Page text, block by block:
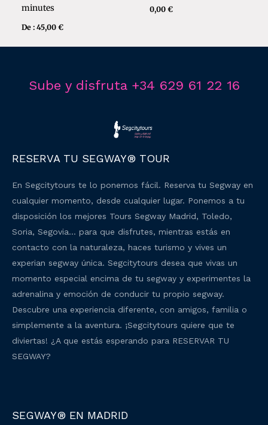
minutes
De :45,00€
0,00€
Sube y disfruta +34 629 61 22 16
RESERVA TU SEGWAY® TOUR
En Segcitytours te lo ponemos fácil. Reserva tu Segway en
cualquier momento, desde cualquier lugar. Ponemos a tu
disposición los mejores Tours Segway Madrid, Toledo,
Soria, Segovia… para que disfrutes, mientras estás en
contacto con la naturaleza, haces turismo y vives un
experian segway única. Segcitytours desea que vivas un
momento especial encima de tu segway y experimentes la
adrenalina y emoción de conducir tu propio segway.
Descubre una experiencia diferente, con amigos, familia o
simplemente a la aventura. ¡Segcitytours quiere que te
diviertas! ¿A que estás esperando para RESERVAR TU
SEGWAY?
SEGWAY® EN MADRID